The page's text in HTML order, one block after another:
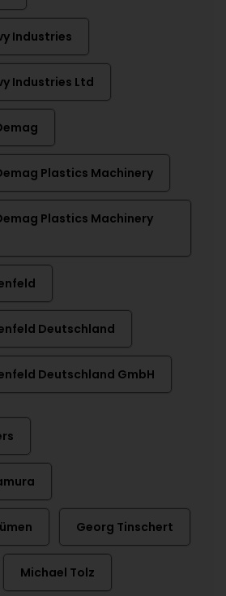
Industries
Industries Ltd
Plastics Machinery
Plastics Machinery
Deutschland
Deutschland GmbH
Georg Tinschert
Michael Tolz